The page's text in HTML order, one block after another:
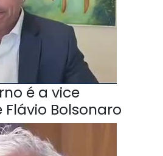
é a vice
Bolsonaro